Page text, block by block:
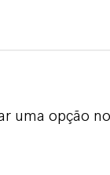
uma opção